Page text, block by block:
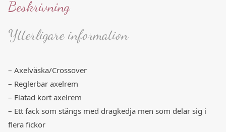
Beskrivning
Ytterligare information
– Axelväska/Crossover
– Reglerbar axelrem
– Flätad kort axelrem
– Ett fack som stängs med dragkedja men som delar sig i
flera fickor